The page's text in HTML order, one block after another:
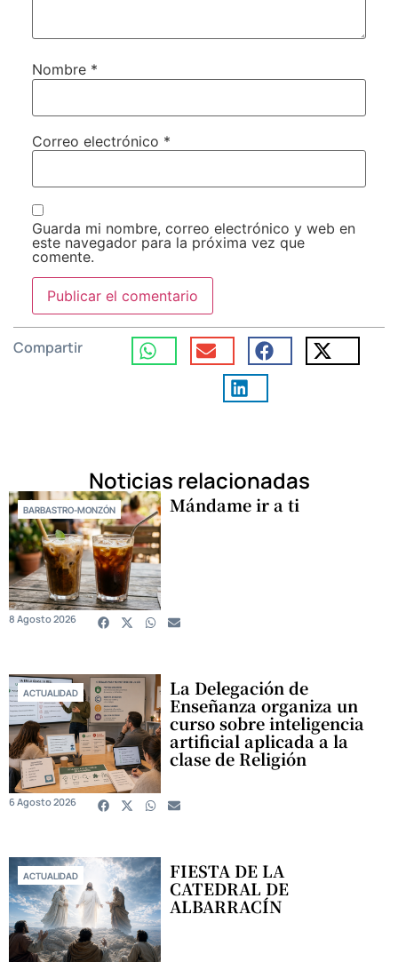
Nombre *
Correo electrónico *
Guarda mi nombre, correo electrónico y web en
este navegador para la próxima vez que
comente.
Compartir
Noticias relacionadas
BARBASTRO-MONZÓN Mándame ir a ti
8 Agosto 2026
ACTUALIDAD La Delegación de
Enseñanza organiza un
curso sobre inteligencia
artificial aplicada a la
clase de Religión
6 Agosto 2026
ACTUALIDAD FIESTA DE LA
CATEDRAL DE
ALBARRACÍN